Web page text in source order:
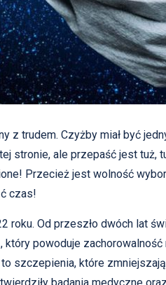
z trudem. Czyżby miał być
stronie, ale przepaść jest tuż,
Przecież jest wolność
czas!
roku. Od przeszło dwóch lat
który powoduje
szczepienia, które